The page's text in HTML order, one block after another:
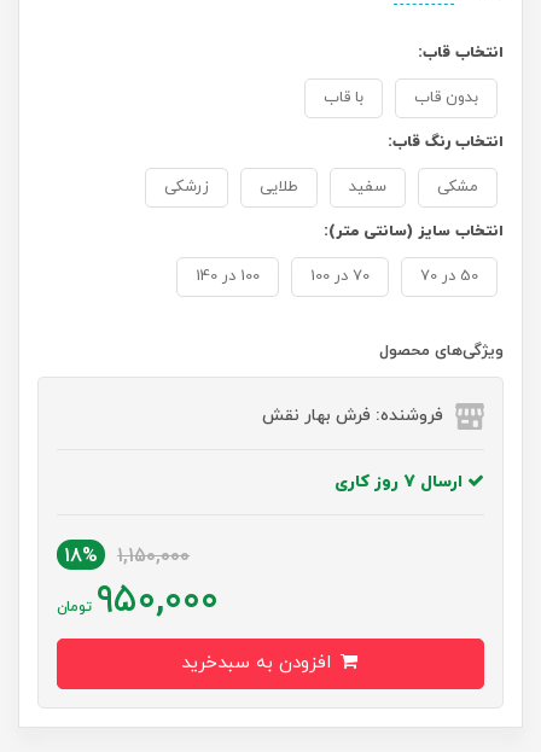
انتخاب قاب:
بدون قاب با قاب
انتخاب رنگ قاب:
مشکی سفید طلایی زرشکی
انتخاب سایز (سانتی متر):
50 در 70 70 در 100 100 در 140
ویژگی‌های محصول
فروشنده: فرش بهار نقش
ارسال 7 روز کاری
1,150,000
18%
950,000 تومان